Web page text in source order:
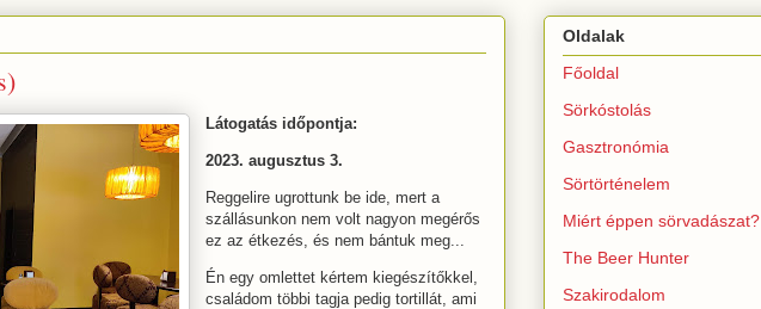
Látogatás időpontja:
2023. augusztus 3.
Reggelire ugrottunk be ide, mert a
szállásunkon nem volt nagyon megérős
ez az étkezés, és nem bántuk meg...
Én egy omlettet kértem kiegészítőkkel,
családom többi tagja pedig tortillát, ami
Oldalak
Főoldal
Sörkóstolás
Gasztronómia
Sörtörténelem
Miért éppen sörvadászat?
The Beer Hunter
Szakirodalom